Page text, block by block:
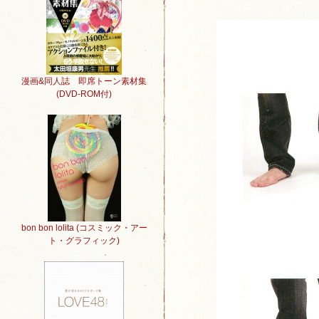
漫画&同人誌 即席トーン素材集
(DVD-ROM付)
bon bon lolita (コスミック・アー
ト・グラフィック)